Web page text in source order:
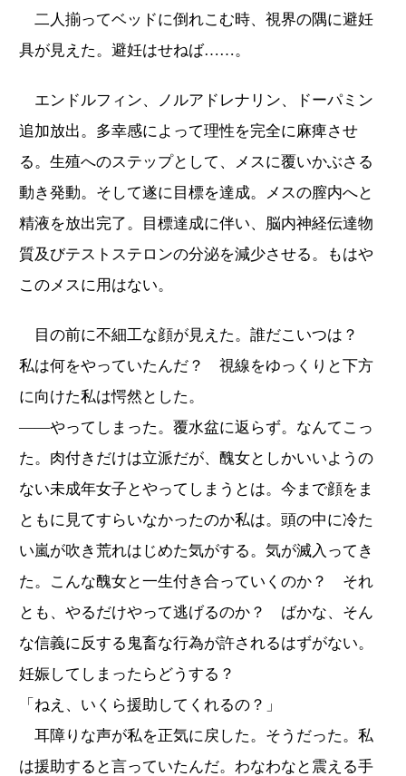
二人揃ってベッドに倒れこむ時、視界の隅に避妊
具が見えた。避妊はせねば……。
エンドルフィン、ノルアドレナリン、ドーパミン
追加放出。多幸感によって理性を完全に麻痺させ
る。生殖へのステップとして、メスに覆いかぶさる
動き発動。そして遂に目標を達成。メスの膣内へと
精液を放出完了。目標達成に伴い、脳内神経伝達物
質及びテストステロンの分泌を減少させる。もはや
このメスに用はない。
目の前に不細工な顔が見えた。誰だこいつは？
私は何をやっていたんだ？ 視線をゆっくりと下方
に向けた私は愕然とした。
――やってしまった。覆水盆に返らず。なんてこっ
た。肉付きだけは立派だが、醜女としかいいようの
ない未成年女子とやってしまうとは。今まで顔をま
ともに見てすらいなかったのか私は。頭の中に冷た
い嵐が吹き荒れはじめた気がする。気が滅入ってき
た。こんな醜女と一生付き合っていくのか？ それ
とも、やるだけやって逃げるのか？ ばかな、そん
な信義に反する鬼畜な行為が許されるはずがない。
妊娠してしまったらどうする？
「ねえ、いくら援助してくれるの？」
耳障りな声が私を正気に戻した。そうだった。私
は援助すると言っていたんだ。わなわなと震える手